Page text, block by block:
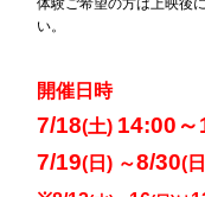
い。
開催日時
7/18(土) 14:00
7/19(日) ～8/30(